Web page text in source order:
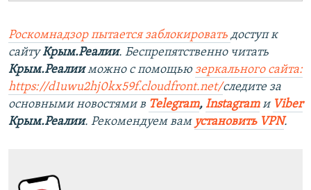
Роскомнадзор пытается заблокировать доступ к
сайтуКрым.Реалии. Беспрепятственно читать
Крым.Реалииможно с помощью зеркального сайта:
https://d1uwu2hj0kx59f.cloudfront.net/следите за
основными новостями в Telegram, Instagramи Viber
Крым.Реалии. Рекомендуем вам установить VPN.